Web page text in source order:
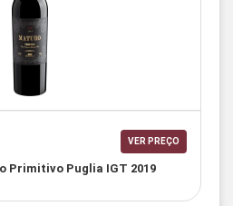
VER PREÇO
Primitivo Puglia IGT 2019